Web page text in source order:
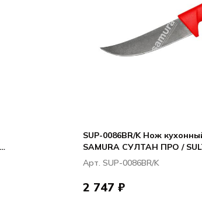
SUP-0086BR/K Нож
SAMURA СУЛТАН ПРО /
161 мм, ТЭП красный, AUS-8
Арт. SUP-0086BR/K
2 747 ₽